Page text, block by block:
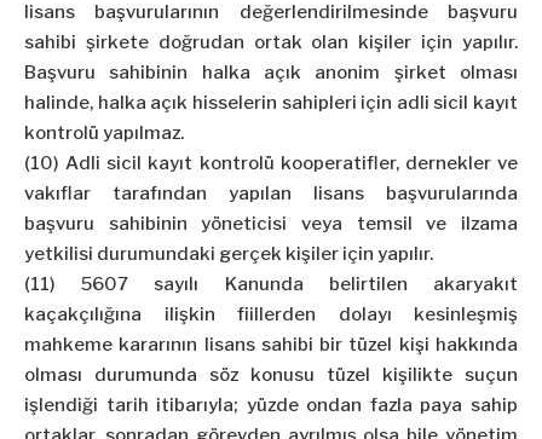
lisans başvurularının değerlendirilmesinde başvuru
sahibi şirkete doğrudan ortak olan kişiler için yapılır.
Başvuru sahibinin halka açık anonim şirket olması
halinde, halka açık hisselerin sahipleri için adli sicil kayıt
kontrolü yapılmaz.
(10) Adli sicil kayıt kontrolü kooperatifler, dernekler ve
vakıflar tarafından yapılan lisans başvurularında
başvuru sahibinin yöneticisi veya temsil ve ilzama
yetkilisi durumundaki gerçek kişiler için yapılır.
(11) 5607 sayılı Kanunda belirtilen akaryakıt
kaçakçılığına ilişkin fiillerden dolayı kesinleşmiş
mahkeme kararının lisans sahibi bir tüzel kişi hakkında
olması durumunda söz konusu tüzel kişilikte suçun
işlendiği tarih itibarıyla; yüzde ondan fazla paya sahip